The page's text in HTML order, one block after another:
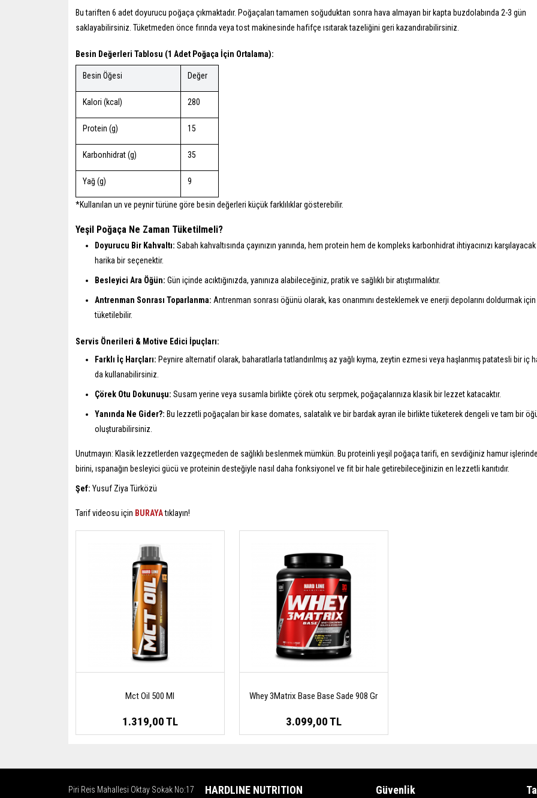
Bu tariften 6 adet doyurucu poğaça çıkmaktadır. Poğaçaları tamamen soğuduktan sonra hava almayan bir kapta buzdolabında 2-3 gün
saklayabilirsiniz. Tüketmeden önce fırında veya tost makinesinde hafifçe ısıtarak tazeliğini geri kazandırabilirsiniz.
Besin Değerleri Tablosu (1 Adet Poğaça İçin Ortalama):
Besin Öğesi Değer
Kalori (kcal) 280
Protein (g) 15
Karbonhidrat (g) 35
Yağ (g) 9
*Kullanılan un ve peynir türüne göre besin değerleri küçük farklılıklar gösterebilir.
Yeşil Poğaça Ne Zaman Tüketilmeli?
Doyurucu Bir Kahvaltı: Sabah kahvaltısında çayınızın yanında, hem protein hem de kompleks karbonhidrat ihtiyacınızı karşılayacak
harika bir seçenektir.
Besleyici Ara Öğün: Gün içinde acıktığınızda, yanınıza alabileceğiniz, pratik ve sağlıklı bir atıştırmalıktır.
Antrenman Sonrası Toparlanma: Antrenman sonrası öğünü olarak, kas onarımını desteklemek ve enerji depolarını doldurmak için
tüketilebilir.
Servis Önerileri & Motive Edici İpuçları:
Farklı İç Harçları: Peynire alternatif olarak, baharatlarla tatlandırılmış az yağlı kıyma, zeytin ezmesi veya haşlanmış patatesli bir iç
da kullanabilirsiniz.
Çörek Otu Dokunuşu: Susam yerine veya susamla birlikte çörek otu serpmek, poğaçalarınıza klasik bir lezzet katacaktır.
Yanında Ne Gider?: Bu lezzetli poğaçaları bir kase domates, salatalık ve bir bardak ayran ile birlikte tüketerek dengeli ve tam bir
oluşturabilirsiniz.
Unutmayın: Klasik lezzetlerden vazgeçmeden de sağlıklı beslenmek mümkün. Bu proteinli yeşil poğaça tarifi, en sevdiğiniz hamur
birini, ıspanağın besleyici gücü ve proteinin desteğiyle nasıl daha fonksiyonel ve fit bir hale getirebileceğinizin en lezzetli kanıtıdır.
Şef: Yusuf Ziya Türközü
Tarif videosu için BURAYAtıklayın!
Mct Oil 500 Ml
1.319,00 TL
Whey 3Matrix Base Base Sade 908 Gr
3.099,00 TL
Piri Reis Mahallesi Oktay Sokak No:17 HARDLINE NUTRITION Güvenlik